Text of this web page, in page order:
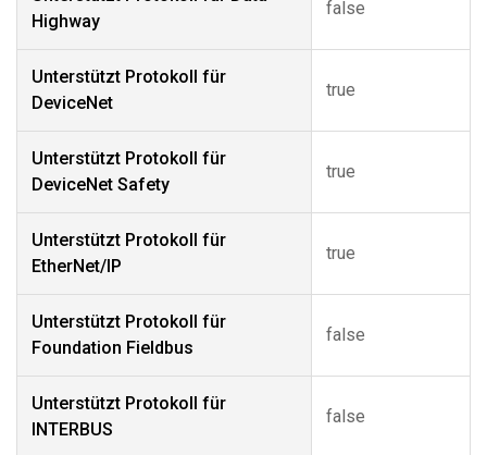
Highway
false
Unterstützt Protokoll für
DeviceNet
true
Unterstützt Protokoll für
DeviceNet Safety
true
Unterstützt Protokoll für
EtherNet/IP
true
Unterstützt Protokoll für
Foundation Fieldbus
false
Unterstützt Protokoll für
INTERBUS
false